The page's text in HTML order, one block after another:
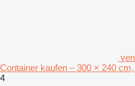
Container kaufen – 300 × 240
4